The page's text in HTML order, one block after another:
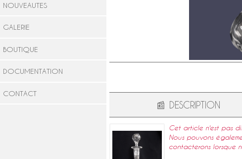
NOUVEAUTES
GALERIE
BOUTIQUE
DOCUMENTATION
CONTACT
📰 DESCRIPTION
Cet article n'est pas
Nous pouvons
contacterons lorsque